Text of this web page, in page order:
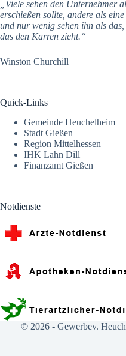
„Viele sehen den Unternehmer
erschießen sollte, andere als
und nur wenig sehen ihn als
das den Karren zieht.“
Winston Churchill
Quick-Links
Gemeinde Heuchelheim
Stadt Gießen
Region Mittelhessen
IHK Lahn Dill
Finanzamt Gießen
Notdienste
© 2026 -Gewerbev.